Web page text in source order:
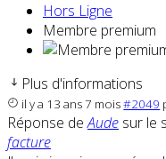
Hors Ligne
Membre premium
Plus d'informations
il y a 13 ans 7 mois#2049
Réponse deAude sur le
facture